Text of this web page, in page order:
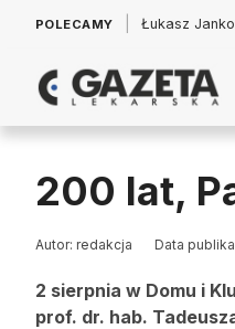
POLECAMY Łukasz
200 lat,
Autor: redakcja Data
2 sierpnia w Domu i
prof. dr. hab.